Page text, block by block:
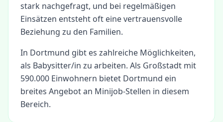
stark nachgefragt, und bei regelmäßigen
Einsätzen entsteht oft eine vertrauensvolle
Beziehung zu den Familien.
In Dortmund gibt es zahlreiche Möglichkeiten,
als Babysitter/in zu arbeiten. Als Großstadt mit
590.000 Einwohnern bietet Dortmund ein
breites Angebot an Minijob-Stellen in diesem
Bereich.